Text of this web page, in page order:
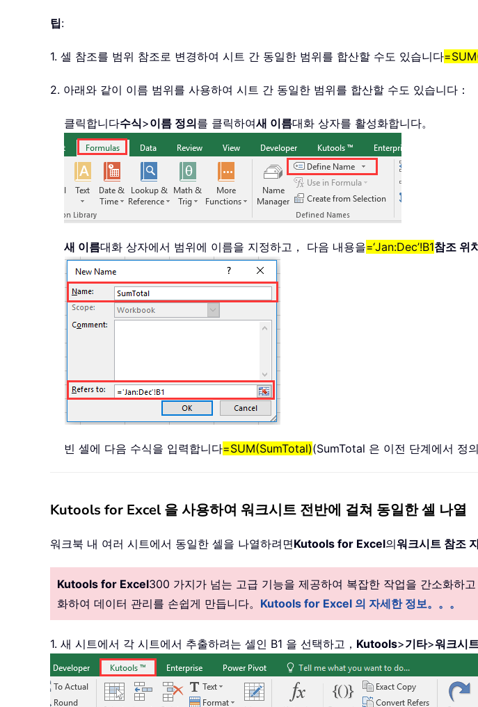
팁:
1. 셀 참조를 범위 참조로 변경하여 시트 간 동일한 범위를 합산할 수도 있습니다
2. 아래와 같이 이름 범위를 사용하여 시트 간 동일한 범위를 합산할 수도 있습니다：
클릭합니다수식>이름 정의를 클릭하여새 이름대화 상자를 활성화합니다。
새 이름대화 상자에서 범위에 이름을 지정하고， 다음 내용을=‘Jan:Dec’!B1참조 위
빈 셀에 다음 수식을 입력합니다=SUM(SumTotal)(SumTotal 은 이전 단계에서 정
Kutools for Excel 을 사용하여 워크시트 전반에 걸쳐 동일한 셀 나열
워크북 내 여러 시트에서 동일한 셀을 나열하려면Kutools for Excel의워크시트 참조
Kutools for Excel300 가지가 넘는 고급 기능을 제공하여 복잡한 작업을 간소화하고
화하여 데이터 관리를 손쉽게 만듭니다。 Kutools for Excel 의 자세한 정보。。。
1. 새 시트에서 각 시트에서 추출하려는 셀인 B1 을 선택하고， Kutools>기타>워크시